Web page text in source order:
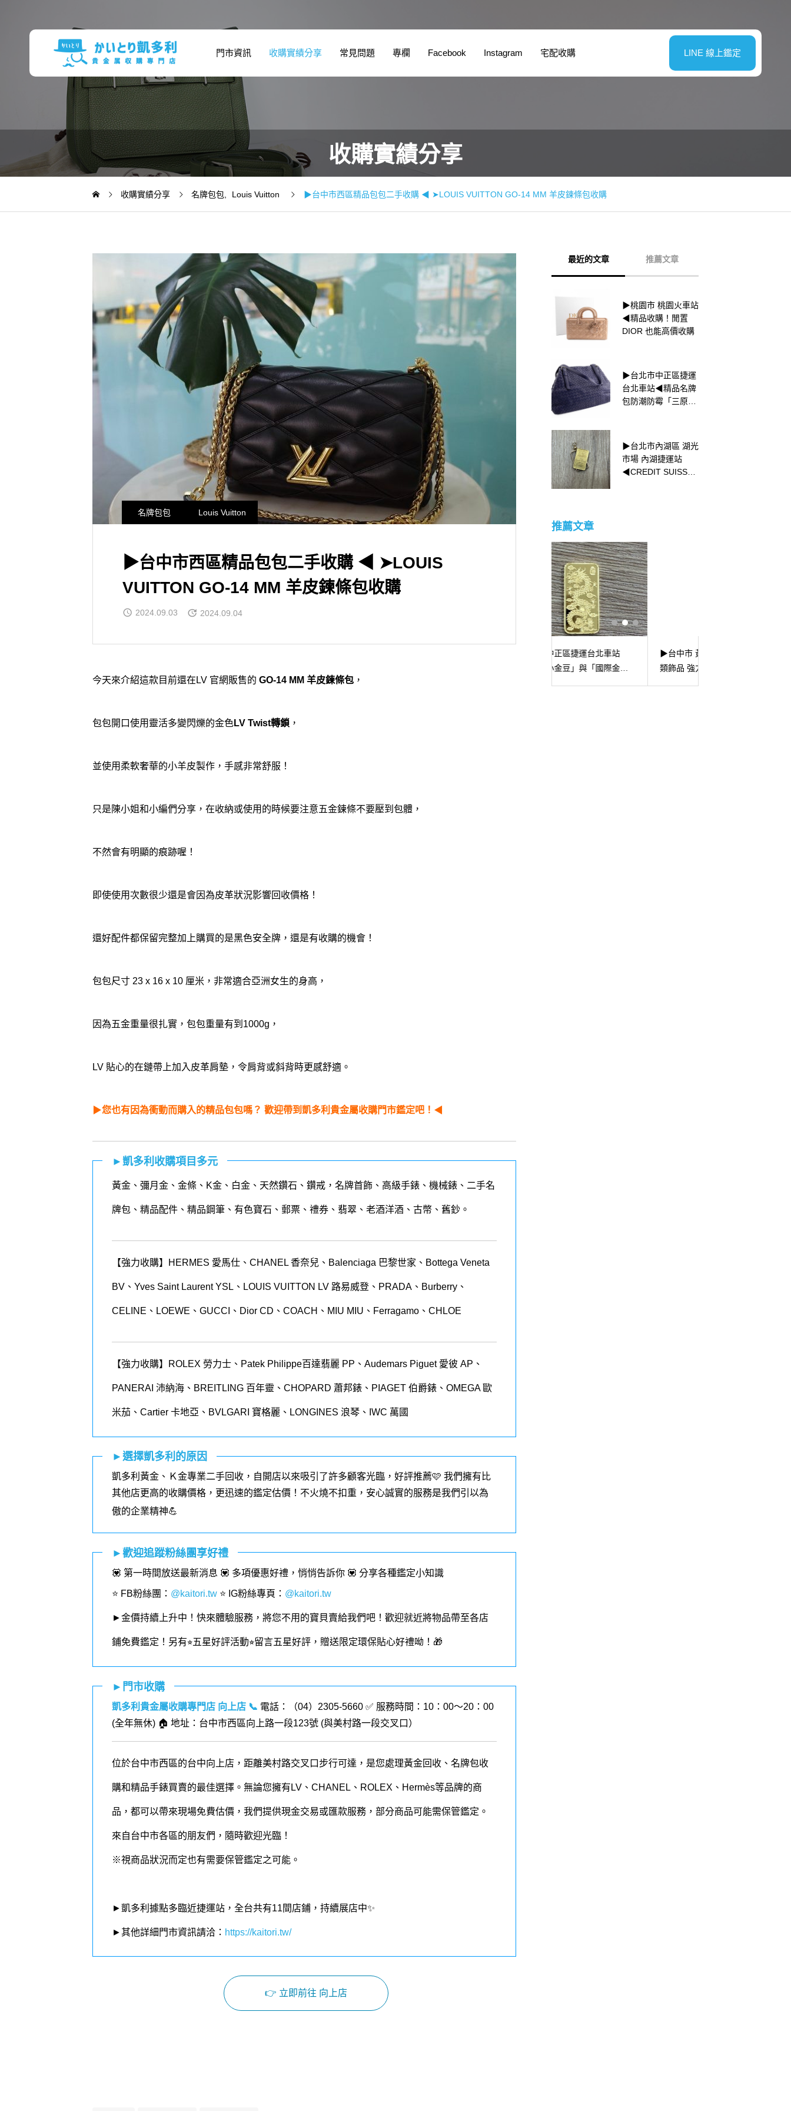
收購實績分享
收購實績分享 名牌包包 Louis Vuitton ▶台中市西區精品包包二手收購 ◀ ➤LOUIS VUITTON GO-14 MM 羊皮鍊條包收購
名牌包包 Louis Vuitton
▶台中市西區精品包包二手收購 ◀ ➤LOUIS
VUITTON GO-14 MM 羊皮鍊條包收購
2024.09.03 2024.09.04
今天來介紹這款目前還在LV 官網販售的 GO-14 MM 羊皮鍊條包 ，
包包開口使用靈活多變閃爍的金色LV Twist轉鎖 ，
並使用柔軟奢華的小羊皮製作，手感非常舒服！
只是陳小姐和小編們分享，在收納或使用的時候要注意五金鍊條不要壓到包體，
不然會有明顯的痕跡喔！
即使使用次數很少還是會因為皮革狀況影響回收價格！
還好配件都保留完整加上購買的是黑色安全牌，還是有收購的機會！
包包尺寸 23 x 16 x 10 厘米，非常適合亞洲女生的身高，
因為五金重量很扎實，包包重量有到1000g，
LV 貼心的在鏈帶上加入皮革肩墊，令肩背或斜背時更感舒適。
▶您也有因為衝動而購入的精品包包嗎？ 歡迎帶到凱多利貴金屬收購門市鑑定吧！ ◀
►凱多利收購項目多元
黃金 、 彌月金 、 金條 、K金、白金、天然鑽石、鑽戒，名牌首飾、高級手錶、機械錶、二手名
牌包、精品配件、精品鋼筆、有色寶石、郵票、禮券、翡翠、老酒洋酒、古幣、舊鈔。
【強力收購】HERMES 愛馬仕、CHANEL 香奈兒、Balenciaga 巴黎世家、Bottega Veneta
BV、Yves Saint Laurent YSL、LOUIS VUITTON LV 路易威登、PRADA、Burberry、
CELINE、LOEWE、GUCCI、Dior CD、COACH、MIU MIU、Ferragamo、CHLOE
【強力收購】ROLEX 勞力士、 Patek Philippe百達翡麗 PP 、 Audemars Piguet 愛彼 AP 、
PANERAI 沛納海、 BREITLING 百年靈、 CHOPARD 蕭邦錶、 PIAGET 伯爵錶、 OMEGA 歐
米茄、 Cartier 卡地亞、 BVLGARI 寶格麗、 LONGINES 浪琴、 IWC 萬國
►選擇凱多利的原因
凱多利黃金、Ｋ金專業二手回收，自開店以來吸引了許多顧客光臨，好評推薦🩷 我們擁有比
其他店更高的收購價格，更迅速的鑑定估價！不火燒不扣重，安心誠實的服務是我們引以為
傲的企業精神💪
►歡迎追蹤粉絲團享好禮
💟 第一時間放送最新消息 💟 多項優惠好禮，悄悄告訴你 💟 分享各種鑑定小知識
⭐️ FB粉絲團 ： @kaitori.tw ⭐️ IG粉絲專頁 ： @kaitori.tw
►金價持續上升中！快來體驗服務，將您不用的寶貝賣給我們吧！歡迎就近將物品帶至各店
鋪免費鑑定！ 另有⭐︎五星好評活動⭐︎留言五星好評，贈送限定環保貼心好禮呦！🎁
►門市收購
凱多利貴金屬收購專門店 向上店 📞 電話：（04）2305-5660 ✅ 服務時間：10：00～20：00
(全年無休) 🏠 地址：台中市西區向上路一段123號 (與美村路一段交叉口 ）
位於台中市西區的台中向上店，距離美村路交叉口步行可達，是您處理黃金回收、名牌包收
購和精品手錶買賣的最佳選擇。無論您擁有LV、CHANEL、ROLEX、Hermès等品牌的商
品，都可以帶來現場免費估價，我們提供現金交易或匯款服務，部分商品可能需保管鑑定。
來自台中市各區的朋友們，隨時歡迎光臨！
※視商品狀況而定也有需要保管鑑定之可能。
►凱多利據點多臨近捷運站，全台共有11間店鋪，持續展店中✨
►其他詳細門市資訊請洽： https://kaitori.tw/
👉 立即前往 向上店
最近的文章 推薦文章
▶桃園市 桃園火車站
◀精品收購！閒置
DIOR 也能高價收購
▶台北市中正區捷運
台北車站◀精品名牌
包防潮防霉「三原
▶台北市內湖區 湖光
市場 內湖捷運站
◀CREDIT SUISSE
▶桃園市 桃園火車站
◀ OMEGA 收購！歐
米茄seamaster
▶新北市三重區 捷運
菜寮站
◀𒐦CHANEL菱格
▶台中市 西區 北區
全區◀ 高級腕錶收
購！ Audemars
推薦文章
▶台中市 黃金K金飾品、貴金屬各
類飾品 強力收購中◀